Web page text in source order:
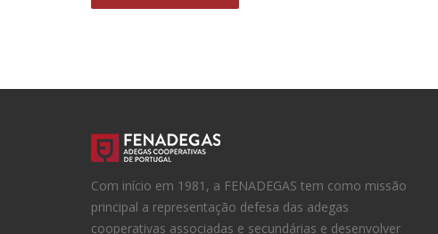
Com início em 1981, a FENADEGAS tem como missão
principal a representação defesa das adegas
cooperativas associadas e secundárias e desenvolver